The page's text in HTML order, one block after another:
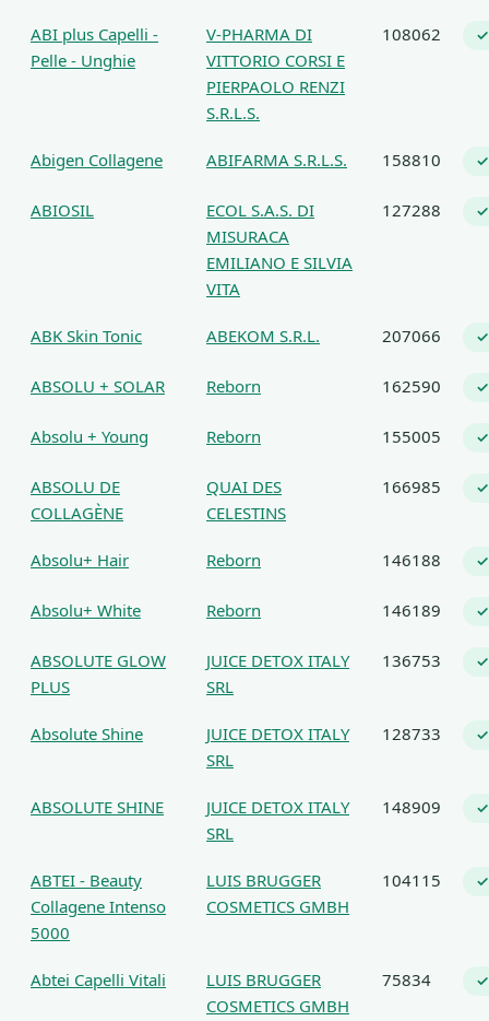
ABI plus Capelli -
Pelle - Unghie
V-PHARMA DI
VITTORIO CORSI E
PIERPAOLO RENZI
S.R.L.S.
108062 ✓
Abigen Collagene ABIFARMA S.R.L.S. 158810 ✓
ABIOSIL
ECOL S.A.S. DI
MISURACA
EMILIANO E SILVIA
VITA
127288 ✓
ABK Skin Tonic ABEKOM S.R.L. 207066 ✓
ABSOLU + SOLAR Reborn 162590 ✓
Absolu + Young Reborn 155005 ✓
ABSOLU DE
COLLAGÈNE
QUAI DES
CELESTINS
166985 ✓
Absolu+ Hair Reborn 146188 ✓
Absolu+ White Reborn 146189 ✓
ABSOLUTE GLOW
PLUS
JUICE DETOX ITALY
SRL
136753 ✓
Absolute Shine
JUICE DETOX ITALY
SRL
128733 ✓
ABSOLUTE SHINE
JUICE DETOX ITALY
SRL
148909 ✓
ABTEI - Beauty
Collagene Intenso
5000
LUIS BRUGGER
COSMETICS GMBH
104115 ✓
Abtei Capelli Vitali
LUIS BRUGGER
COSMETICS GMBH
75834 ✓